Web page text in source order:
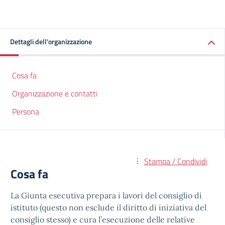
Dettagli dell'organizzazione
Cosa fa
Organizzazione e contatti
Persona
Stampa / Condividi
Cosa fa
La Giunta esecutiva prepara i lavori del consiglio di
istituto (questo non esclude il diritto di iniziativa del
consiglio stesso) e cura l’esecuzione delle relative